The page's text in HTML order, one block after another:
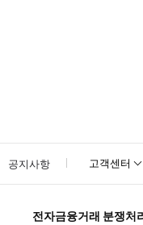
공지사항 고객센터
전자금융거래 분쟁처